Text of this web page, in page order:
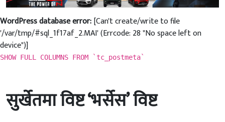
WordPress database error:[Can't create/write to file
'/var/tmp/#sql_1f17af_2.MAI' (Errcode: 28 "No space left on
device")]
SHOW FULL COLUMNS FROM `tc_postmeta`
सुर्खेतमा विष्ट ‘भर्सेस’ विष्ट